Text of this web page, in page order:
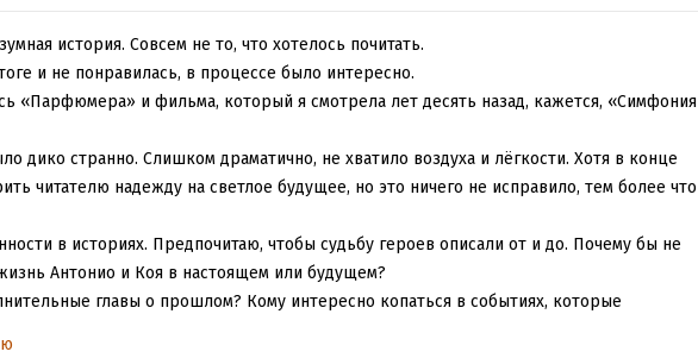
история. Совсем не то, что хотелось почитать.
и не понравилась, в процессе было интересно.
«Парфюмера» и фильма, который я смотрела лет десять назад, кажется, «Симфония
дико странно. Слишком драматично, не хватило воздуха и лёгкости. Хотя в конце
читателю надежду на светлое будущее, но это ничего не исправило, тем более что
в историях. Предпочитаю, чтобы судьбу героев описали от и до. Почему бы не
Антонио и Коя в настоящем или будущем?
главы о прошлом? Кому интересно копаться в событиях, которые